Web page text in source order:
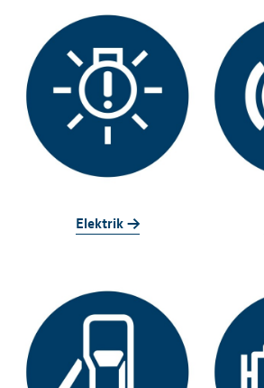
Elektrik ->